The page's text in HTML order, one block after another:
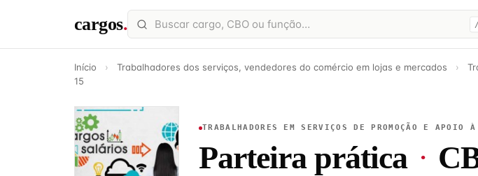
cargos. /
Início › Trabalhadores dos serviços, vendedores do comércio em lojas e mercados ›
15
TRABALHADORES EM SERVIÇOS DE PROMOÇÃO E APOIO À
Parteira prática ·